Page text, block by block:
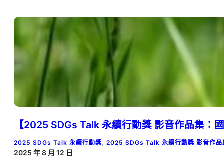
【2025 SDGs Talk 永續行動獎 影音作品集：
2025 SDGs Talk 永續行動獎 2025 SDGs Talk 永續行動獎 影音作品
2025 年 8 月 12 日